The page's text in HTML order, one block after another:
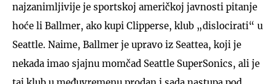
najzanimljivije je sportskoj američkoj javnosti pitanje
hoće li Ballmer, ako kupi Clipperse, klub „dislocirati“ u
Seattle. Naime, Ballmer je upravo iz Seattea, koji je
nekada imao sjajnu momčad Seattle SuperSonics, ali je